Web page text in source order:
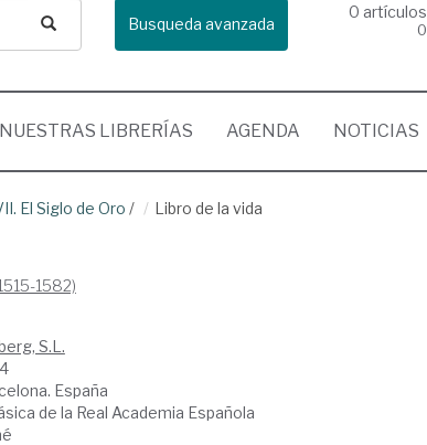
Busqueda avanzada
0 artículos
0
NUESTRAS LIBRERÍAS AGENDA NOTICIAS
El Siglo de Oro / Libro de la vida
1582)
S.L.
España
de la Real Academia Española